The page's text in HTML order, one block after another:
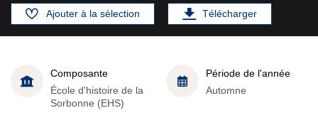
Ajouter à la sélection Télécharger
Composante
École d'histoire de la
Sorbonne (EHS)
Période de l'année
Automne